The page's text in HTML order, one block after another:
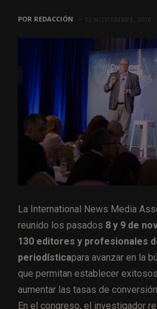
POR REDACCIÓN
La International News Media
reunido los pasados 8 y 9 de
130 editores y profesionales
periodísticapara avanzar en la
que permitan establecer
aumentar las tasas de
En el congreso, el investigador